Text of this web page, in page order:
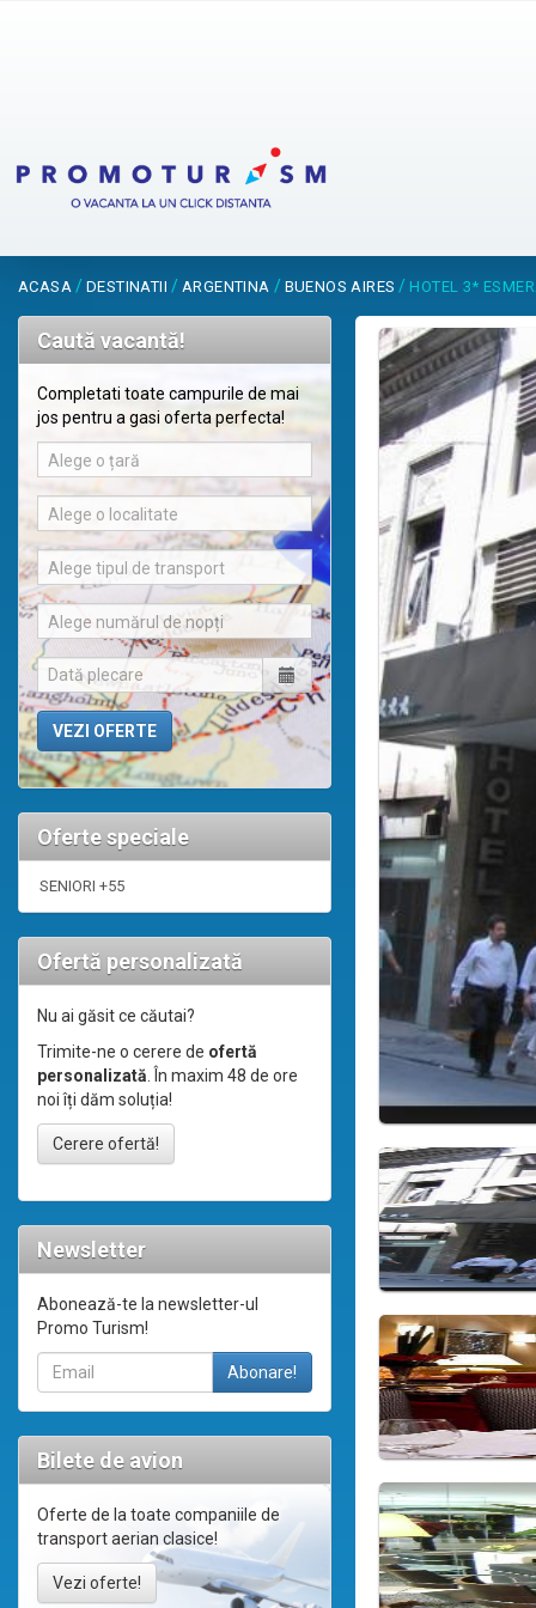
ACASA / DESTINATII / ARGENTINA / BUENOS AIRES / HOTEL 3*
Caută vacantă!
Completati toate campurile de mai
jos pentru a gasi oferta perfecta!
Alege o țară
Alege o localitate
Alege tipul de transport
Alege numărul de nopți
Oferte speciale
SENIORI +55
Ofertă personalizată
Nu ai găsit ce căutai?
Trimite-ne o cerere de ofertă
personalizată. În maxim 48 de ore
noi îți dăm soluția!
Cerere ofertă!
Newsletter
Abonează-te la newsletter-ul
Promo Turism!
Bilete de avion
Oferte de la toate companiile de
transport aerian clasice!
Vezi oferte!